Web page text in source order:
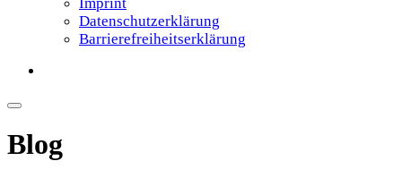
Datenschutzerklärung
Barrierefreiheitserklärung
Blog